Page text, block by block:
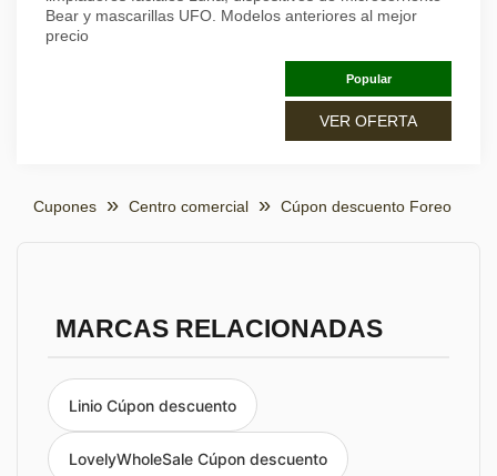
Bear y mascarillas UFO. Modelos anteriores al mejor
precio
Popular
VER OFERTA
Cupones Centro comercial Cúpon descuento Foreo
MARCAS RELACIONADAS
Linio Cúpon descuento
LovelyWholeSale Cúpon descuento